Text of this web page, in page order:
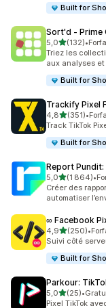
Built for
Sort'd ‑
5,0étoile(s) sur
(132)
132 avis au total
•
Triez les
aux analyses
Built for
Trackify Pixel
4,8étoile(s) sur
(351)
351 avis au total
•
Track TikTok
Built for
Report
5,0étoile(s) sur
(1 864)
1864 avis au•
Créer des
automatiser
∞ Facebook
4,9étoile(s) sur
(250)
250 avis au•
Suivi côté
Built for
Parkour:
5,0étoile(s) sur
(25)
25 avis au total
•
Pixel TikTok